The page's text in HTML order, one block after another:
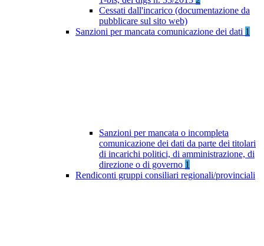
Cessati dall'incarico (documentazione da
pubblicare sul sito web)
Sanzioni per mancata comunicazione dei dati 1
Sanzioni per mancata o incompleta
comunicazione dei dati da parte dei titolari
di incarichi politici, di amministrazione, di
direzione o di governo 1
Rendiconti gruppi consiliari regionali/provinciali